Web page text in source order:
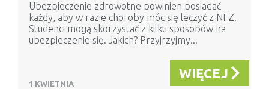
Ubezpieczenie zdrowotne powinien posiadać
każdy, aby w razie choroby móc się leczyć z NFZ.
Studenci mogą skorzystać z kilku sposobów na
ubezpieczenie się. Jakich? Przyjrzyjmy...
1 KWIETNIA
WIĘCEJ